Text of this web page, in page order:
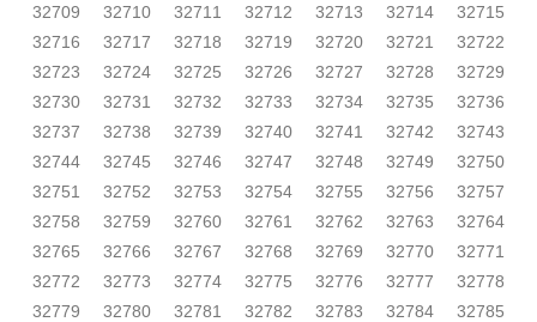
32709
32710 32711 32712 32713 32714
32715
32716
32717 32718 32719 32720 32721
32722
32723
32724 32725 32726 32727 32728
32729
32730
32731 32732 32733 32734 32735
32736
32737
32738 32739 32740 32741 32742
32743
32744
32745 32746 32747 32748 32749
32750
32751
32752 32753 32754 32755 32756
32757
32758
32759 32760 32761 32762 32763
32764
32765
32766 32767 32768 32769 32770
32771
32772
32773 32774 32775 32776 32777
32778
32779
32780 32781 32782 32783 32784
32785